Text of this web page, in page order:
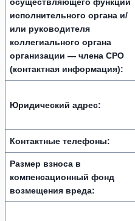
исполнительного органа и/
или руководителя
коллегиального органа
организации — члена СРО
(контактная информация):
Юридический адрес:
Контактные телефоны:
Размер взноса в
компенсационный фонд
возмещения вреда: